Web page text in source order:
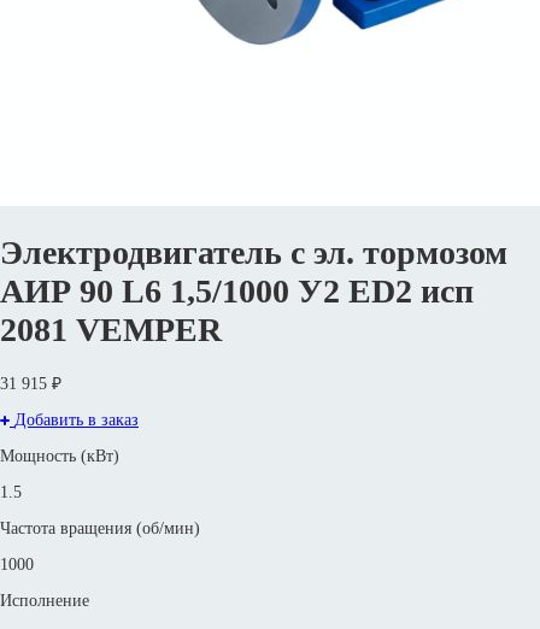
Электродвигатель с эл. тормозом
АИР 90 L6 1,5/1000 У2 ED2 исп
2081 VEMPER
31 915 ₽
Добавить в заказ
Мощность (кВт)
1.5
Частота вращения (об/мин)
1000
Исполнение